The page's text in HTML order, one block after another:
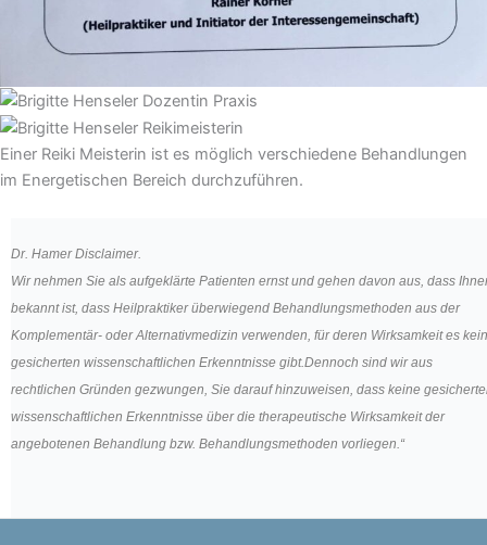
Einer Reiki Meisterin ist es möglich verschiedene Behandlungen
im Energetischen Bereich durchzuführen.
Dr. Hamer Disclaimer.
Wir nehmen Sie als aufgeklärte Patienten ernst und gehen davon aus, dass
bekannt ist, dass Heilpraktiker überwiegend Behandlungsmethoden aus der
Komplementär- oder Alternativmedizin verwenden, für deren Wirksamkeit es
gesicherten wissenschaftlichen Erkenntnisse gibt.Dennoch sind wir aus
rechtlichen Gründen gezwungen, Sie darauf hinzuweisen, dass keine
wissenschaftlichen Erkenntnisse über die therapeutische Wirksamkeit der
angebotenen Behandlung bzw. Behandlungsmethoden vorliegen.“